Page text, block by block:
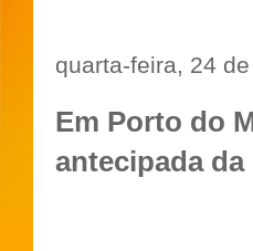
quarta-feira, 24
Em Porto do
antecipada